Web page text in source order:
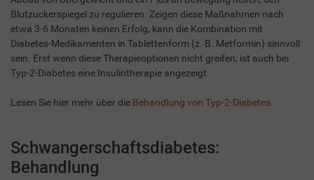
Blutzuckerspiegel zu regulieren. Zeigen diese Maßnahmen nach
etwa 3-6 Monaten keinen Erfolg, kann die Kombination mit
Diabetes-Medikamenten in Tablettenform (z. B. Metformin) sinnvoll
sein. Erst wenn diese Therapieoptionen nicht greifen, ist auch bei
Typ-2-Diabetes eine Insulintherapie angezeigt.
Lesen Sie hier mehr über die Behandlung von Typ-2-Diabetes
Schwangerschaftsdiabetes:
Behandlung